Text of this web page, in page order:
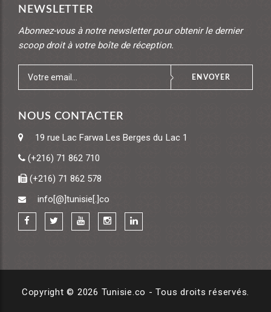
NEWSLETTER
Abonnez-vous à notre newsletter pour obtenir le dernier
scoop droit à votre boîte de réception.
ENVOYER
NOUS CONTACTER
19 rue Lac Farwa Les Berges du Lac 1
(+216) 71 862 710
(+216) 71 862 578
info[@]tunisie[.]co
Copyright © 2026 Tunisie.co - Tous droits réservés.